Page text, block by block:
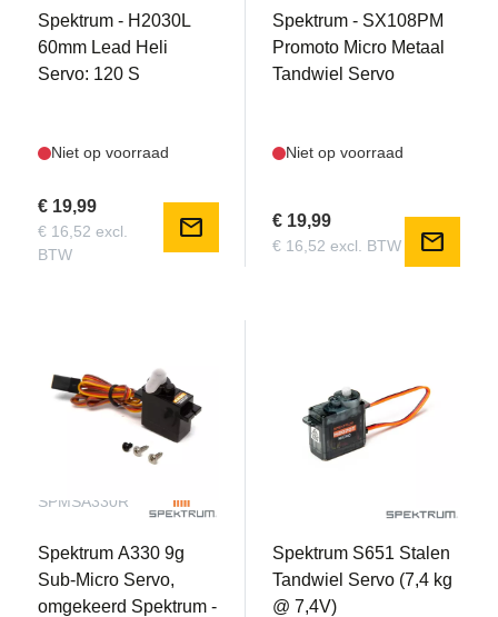
Spektrum - H2030L
60mm Lead Heli
Servo: 120 S
Niet op voorraad
€ 19,99
€ 16,52 excl.
BTW
mail
Spektrum - SX108PM
Promoto Micro Metaal
Tandwiel Servo
Niet op voorraad
€ 19,99
€ 16,52 excl. BTW mail
SPMSA330R
Spektrum A330 9g
Sub-Micro Servo,
omgekeerd Spektrum -
Spektrum S651 Stalen
Tandwiel Servo (7,4 kg
@ 7,4V)